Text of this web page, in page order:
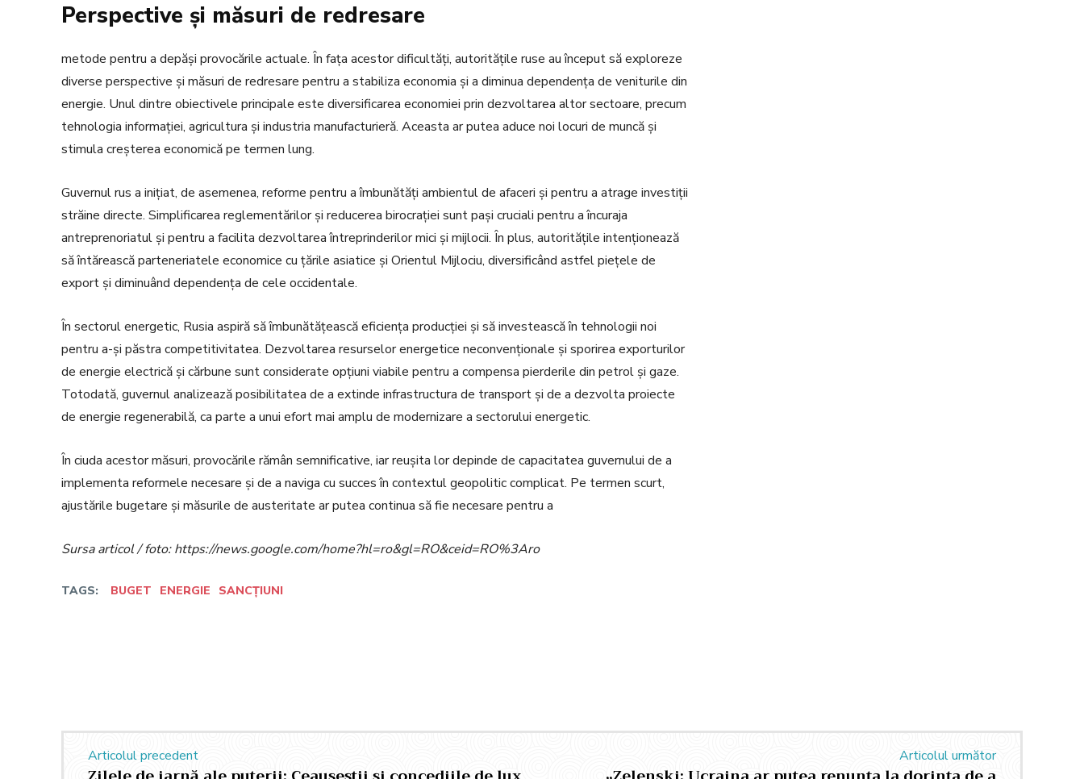
Perspective și măsuri de redresare
metode pentru a depăși provocările actuale. În fața acestor dificultăți, autoritățile ruse au început să exploreze
diverse perspective și măsuri de redresare pentru a stabiliza economia și a diminua dependența de veniturile din
energie. Unul dintre obiectivele principale este diversificarea economiei prin dezvoltarea altor sectoare, precum
tehnologia informației, agricultura și industria manufacturieră. Aceasta ar putea aduce noi locuri de muncă și
stimula creșterea economică pe termen lung.
Guvernul rus a inițiat, de asemenea, reforme pentru a îmbunătăți ambientul de afaceri și pentru a atrage investiții
străine directe. Simplificarea reglementărilor și reducerea birocrației sunt pași cruciali pentru a încuraja
antreprenoriatul și pentru a facilita dezvoltarea întreprinderilor mici și mijlocii. În plus, autoritățile intenționează
să întărească parteneriatele economice cu țările asiatice și Orientul Mijlociu, diversificând astfel piețele de
export și diminuând dependența de cele occidentale.
În sectorul energetic, Rusia aspiră să îmbunătățească eficiența producției și să investească în tehnologii noi
pentru a-și păstra competitivitatea. Dezvoltarea resurselor energetice neconvenționale și sporirea exporturilor
de energie electrică și cărbune sunt considerate opțiuni viabile pentru a compensa pierderile din petrol și gaze.
Totodată, guvernul analizează posibilitatea de a extinde infrastructura de transport și de a dezvolta proiecte
de energie regenerabilă, ca parte a unui efort mai amplu de modernizare a sectorului energetic.
În ciuda acestor măsuri, provocările rămân semnificative, iar reușita lor depinde de capacitatea guvernului de a
implementa reformele necesare și de a naviga cu succes în contextul geopolitic complicat. Pe termen scurt,
ajustările bugetare și măsurile de austeritate ar putea continua să fie necesare pentru a
Sursa articol / foto: https://news.google.com/home?hl=ro&gl=RO&ceid=RO%3Aro
TAGS: BUGET ENERGIE SANCȚIUNI
Articolul precedent Articolul următor